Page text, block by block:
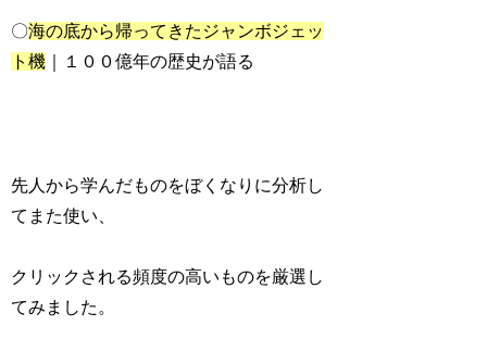
〇海の底から帰ってきたジャンボジェッ
ト機 ｜１００億年の歴史が語る
先人から学んだものをぼくなりに分析し
てまた使い、
クリックされる頻度の高いものを厳選し
てみました。